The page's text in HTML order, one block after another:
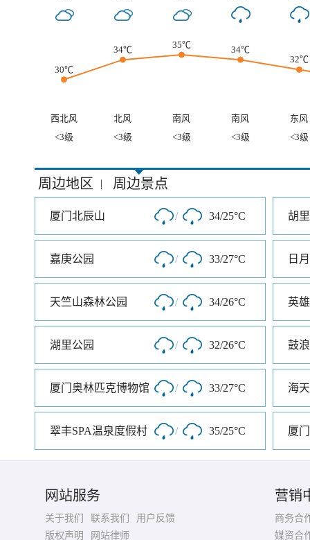
30℃
34℃ 35℃
34℃
32℃
西北风 北风 南风 南风
东风
<3级
<3级 <3级 <3级 <3级
周边地区 | 周边景点
厦门北辰山 / 34/25°C 胡
嘉庚公园 / 33/27°C 日
天竺山森林公园 / 34/26°C 英
湖里公园 / 32/26°C 鼓
厦门奥林匹克博物馆 / 33/27°C 海
翠丰SPA温泉度假村 / 35/25°C 厦
网站服务
关于我们 联系我们
用户反馈
版权声明
网站律师
营销
商务合
媒资合